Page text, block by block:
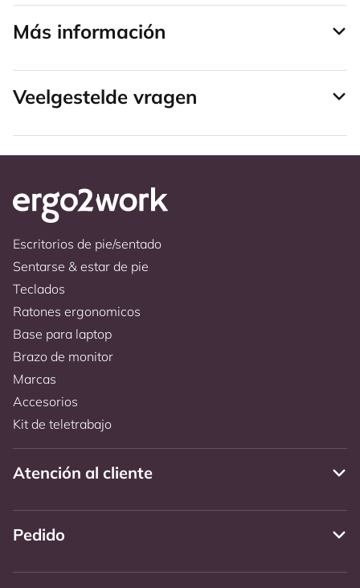
Más información
Veelgestelde vragen
Escritorios de pie/sentado
Sentarse & estar de pie
Teclados
Ratones ergonomicos
Base para laptop
Brazo de monitor
Marcas
Accesorios
Kit de teletrabajo
Atención al cliente
Pedido